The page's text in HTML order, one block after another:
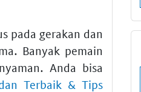
pada gerakan dan
Banyak pemain
Anda bisa
Terbaik & Tips